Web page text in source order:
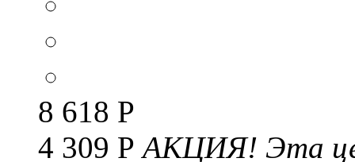
8 618 Р
4 309 РАКЦИЯ! Эта